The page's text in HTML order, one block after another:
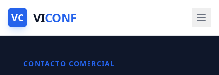
VC VICONF
CONTACTO COMERCIAL